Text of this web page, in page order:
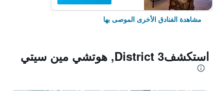
مشاهدة الفنادق الأخرى الموصى بها
استكشفDistrict 3, هوتشي مين سيتي